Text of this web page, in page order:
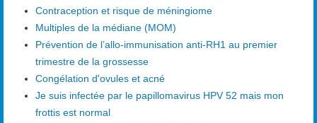
Contraception et risque de méningiome
Multiples de la médiane (MOM)
Prévention de l’allo-immunisation anti-RH1 au premier
trimestre de la grossesse
Congélation d'ovules et acné
Je suis infectée par le papillomavirus HPV 52 mais mon
frottis est normal